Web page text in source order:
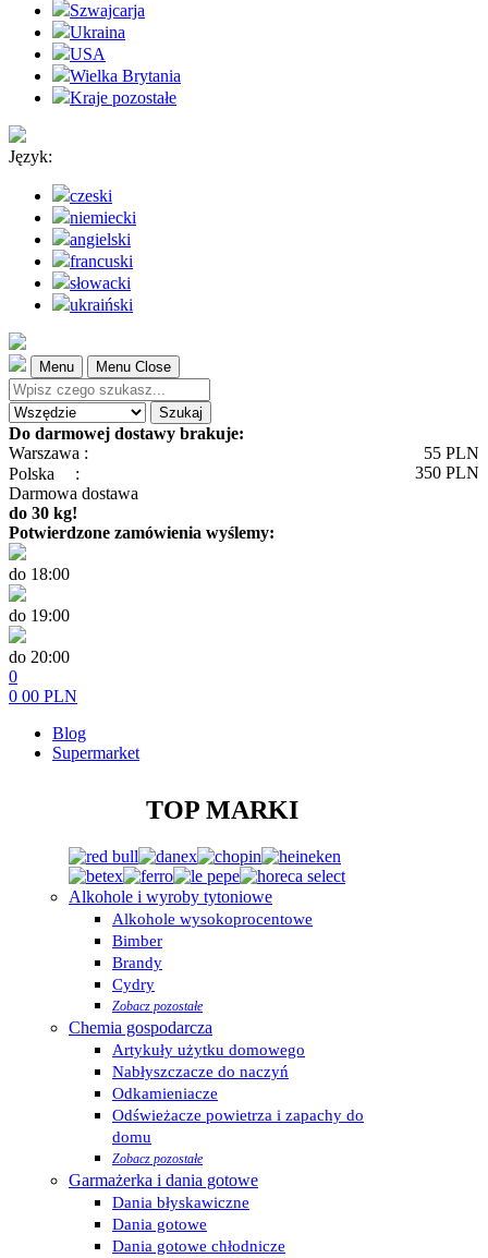
Szwajcarja
Ukraina
USA
Wielka Brytania
Kraje pozostałe
Język:
czeski
niemiecki
angielski
francuski
słowacki
ukraiński
Menu Menu Close
Szukaj
Do darmowej dostawy brakuje:
Warszawa :
55 PLN
Polska
: 350 PLN
Darmowa dostawa
do 30 kg!
Potwierdzone zamówienia wyślemy:
do 18:00
do 19:00
do 20:00
0
0 00 PLN
Blog
Supermarket
TOP MARKI
Alkohole i wyroby tytoniowe
Alkohole wysokoprocentowe
Bimber
Brandy
Cydry
Zobacz pozostałe
Chemia gospodarcza
Artykuły użytku domowego
Nabłyszczacze do naczyń
Odkamieniacze
Odświeżacze powietrza i zapachy do
domu
Zobacz pozostałe
Garmażerka i dania gotowe
Dania błyskawiczne
Dania gotowe
Dania gotowe chłodnicze